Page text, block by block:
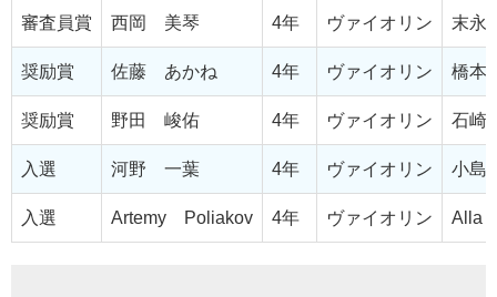
審査員賞 西岡 美琴 4年 ヴァイオリン 末
奨励賞 佐藤 あかね 4年 ヴァイオリン 橋
奨励賞 野田 峻佑 4年 ヴァイオリン 石崎
入選 河野 一葉 4年 ヴァイオリン 小島
入選 Artemy Poliakov 4年 ヴァイオリン Alla